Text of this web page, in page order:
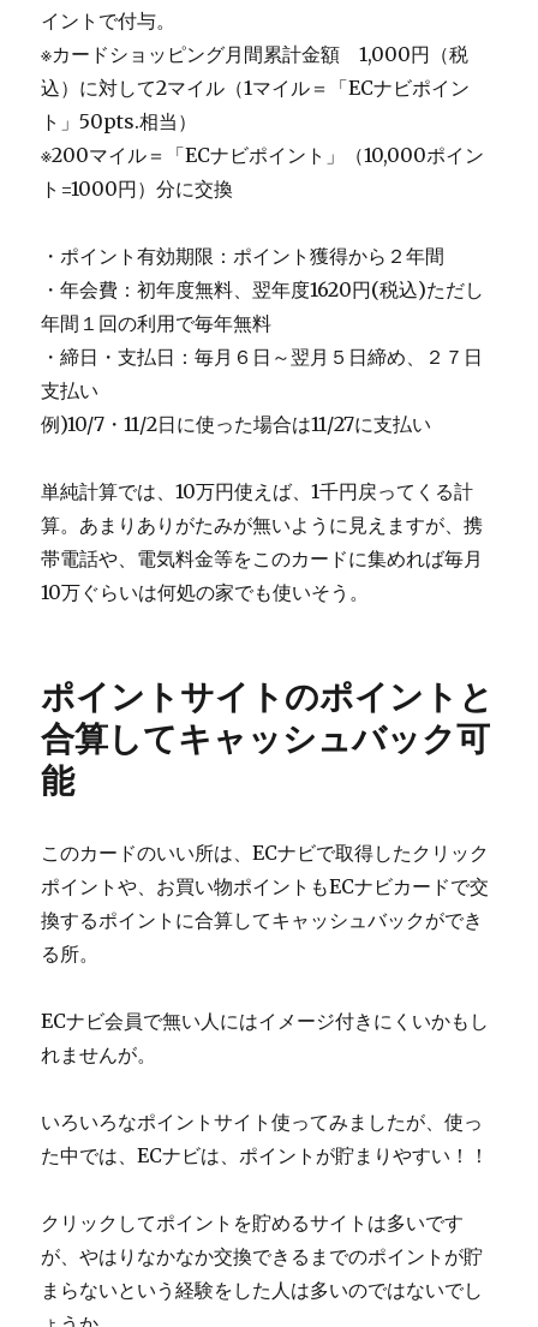
イントで付与。
※カードショッピング月間累計金額 1,000円（税
込）に対して2マイル（1マイル＝「ECナビポイン
ト」50pts.相当）
※200マイル＝「ECナビポイント」（10,000ポイン
ト=1000円）分に交換
・ポイント有効期限：ポイント獲得から２年間
・年会費：初年度無料、翌年度1620円(税込)ただし
年間１回の利用で毎年無料
・締日・支払日：毎月６日～翌月５日締め、２７日
支払い
例)10/7・11/2日に使った場合は11/27に支払い
単純計算では、10万円使えば、1千円戻ってくる計
算。あまりありがたみが無いように見えますが、携
帯電話や、電気料金等をこのカードに集めれば毎月
10万ぐらいは何処の家でも使いそう。
ポイントサイトのポイントと
合算してキャッシュバック可
能
このカードのいい所は、ECナビで取得したクリック
ポイントや、お買い物ポイントもECナビカードで交
換するポイントに合算してキャッシュバックができ
る所。
ECナビ会員で無い人にはイメージ付きにくいかもし
れませんが。
いろいろなポイントサイト使ってみましたが、使っ
た中では、ECナビは、ポイントが貯まりやすい！！
クリックしてポイントを貯めるサイトは多いです
が、やはりなかなか交換できるまでのポイントが貯
まらないという経験をした人は多いのではないでし